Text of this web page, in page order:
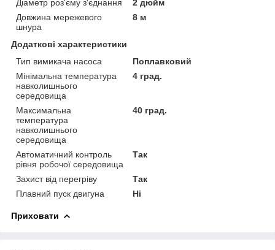
Діаметр роз'єму з'єднання
2 дюйм
Довжина мережевого
шнура
8 м
Додаткові характеристики
Тип вимикача насоса
Поплавковий
Мінімальна температура
навколишнього
середовища
4 град.
Максимальна
температура
навколишнього
середовища
40 град.
Автоматичний контроль
рівня робочої середовища
Так
Захист від перегріву
Так
Плавний пуск двигуна
Ні
Приховати